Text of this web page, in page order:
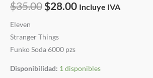
$35.00 $28.00 Incluye IVA
Eleven
Stranger Things
Funko Soda 6000 pzs
Disponibilidad: 1 disponibles